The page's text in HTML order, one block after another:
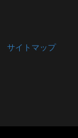
サイトマップ